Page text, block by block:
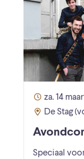
za. 14
De Stag
Speciaal